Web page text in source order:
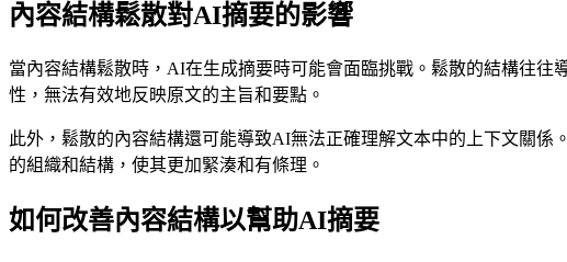
內容結構鬆散對AI摘要的影響
當內容結構鬆散時，AI在生成摘要時可能會面臨挑戰。鬆散的結構往
性，無法有效地反映原文的主旨和要點。
此外，鬆散的內容結構還可能導致AI無法正確理解文本中的上下文關
的組織和結構，使其更加緊湊和有條理。
如何改善內容結構以幫助AI摘要